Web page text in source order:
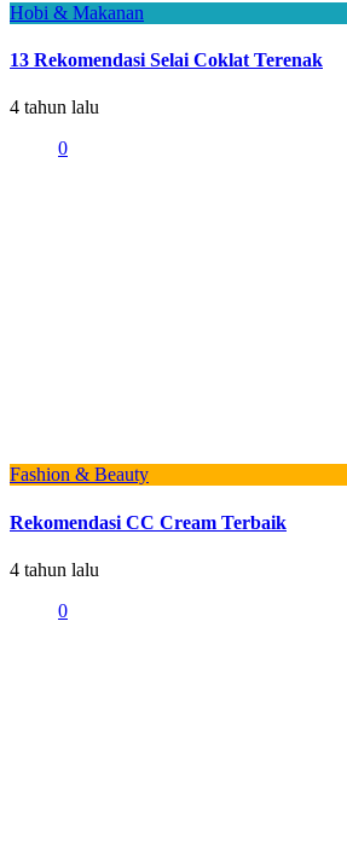
Hobi & Makanan
13 Rekomendasi Selai Coklat Terenak
4 tahun lalu
0
Fashion & Beauty
Rekomendasi CC Cream Terbaik
4 tahun lalu
0